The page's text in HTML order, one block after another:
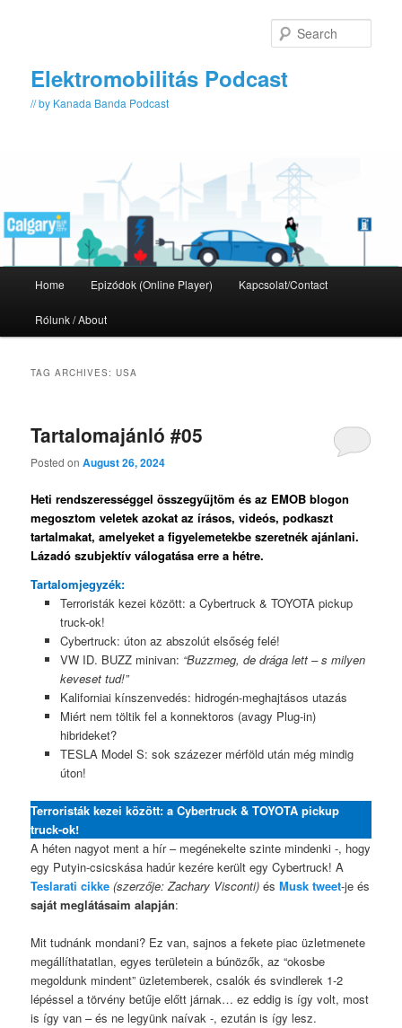
Elektromobilitás Podcast
// by Kanada Banda Podcast
Home Epizódok (Online Player) Kapcsolat/Contact
Rólunk / About
TAG ARCHIVES:USA
Tartalomajánló #05
Posted onAugust 26, 2024
Heti rendszerességgel összegyűjtöm és az EMOB blogon
megosztom veletek azokat az írásos, videós, podkaszt
tartalmakat, amelyeket a figyelemetekbe szeretnék ajánlani.
Lázadó szubjektív válogatása erre a hétre.
Tartalomjegyzék:
Terroristák kezei között: a Cybertruck & TOYOTA pickup
truck-ok!
Cybertruck: úton az abszolút elsőség felé!
VW ID. BUZZ minivan: “Buzzmeg, de drága lett – s milyen
keveset tud!”
Kaliforniai kínszenvedés: hidrogén-meghajtásos utazás
Miért nem töltik fel a konnektoros (avagy Plug-in)
hibrideket?
TESLA Model S: sok százezer mérföld után még mindig
úton!
Terroristák kezei között: a Cybertruck & TOYOTA pickup
truck-ok!
A héten nagyot ment a hír – megénekelte szinte mindenki -, hogy
egy Putyin-csicskása hadúr kezére került egy Cybertruck! A
Teslarati cikke (szerzője: Zachary Visconti) ésMusk tweet-je és
saját meglátásaim alapján:
Mit tudnánk mondani? Ez van, sajnos a fekete piac üzletmenete
megállíthatatlan, egyes területein a búnözők, az “okosbe
megoldunk mindent” üzletemberek, csalók és svindlerek 1-2
lépéssel a törvény betűje előtt járnak… ez eddig is így volt, most
is így van – és ne legyünk naívak -, ezután is így lesz.